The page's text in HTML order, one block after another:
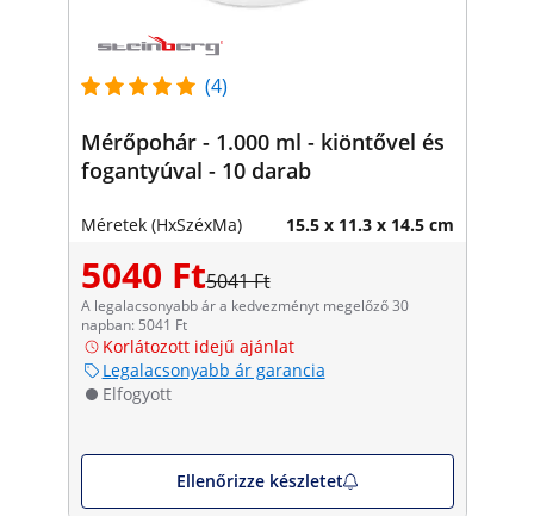
(4)
Mérőpohár - 1.000 ml - kiöntővel és
fogantyúval - 10 darab
Méretek (HxSzéxMa) 15.5 x 11.3 x 14.5 cm
5040 Ft5041 Ft
A legalacsonyabb ár a kedvezményt megelőző 30
napban: 5041 Ft
Korlátozott idejű ajánlat
Legalacsonyabb ár garancia
Elfogyott
Ellenőrizze készletet